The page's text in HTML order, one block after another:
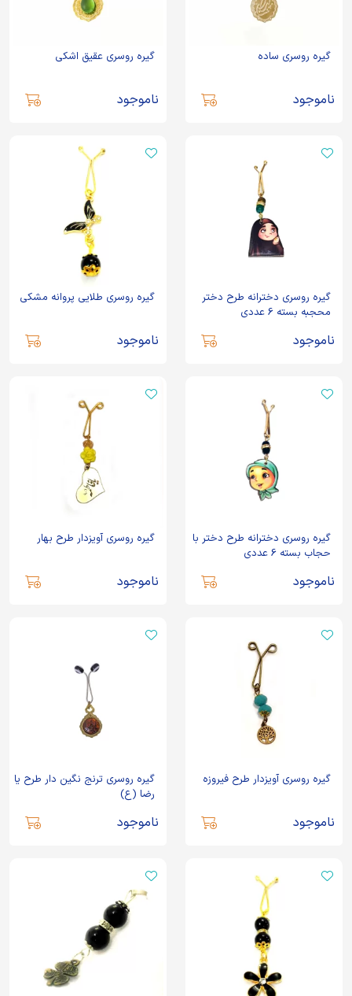
گیره روسری ساده
ناموجود
گیره روسری عقیق اشکی
ناموجود
گیره روسری دخترانه طرح دختر
محجبه بسته 6 عددی
ناموجود
گیره روسری طلایی پروانه مشکی
ناموجود
گیره روسری دخترانه طرح دختر با
حجاب بسته 6 عددی
ناموجود
گیره روسری آویزدار طرح بهار
ناموجود
گیره روسری آویزدار طرح فیروزه
ناموجود
گیره روسری ترنج نگین دار طرح یا
رضا (ع)
ناموجود